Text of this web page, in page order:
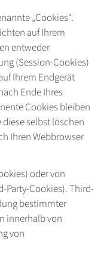
„Cookies“.
auf Ihrem
entweder
(Session-Cookies)
Ihrem Endgerät
Ende Ihres
Cookies bleiben
selbst löschen
Ihren Webbrowser
oder von
Party-Cookies). Third-
bestimmter
innerhalb von
von